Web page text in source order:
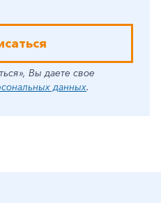
Вы даете свое
данных.